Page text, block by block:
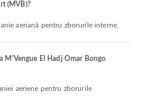
(MVB)?
aeriană pentru zborurile interne.
M'Vengue El Hadj Omar Bongo